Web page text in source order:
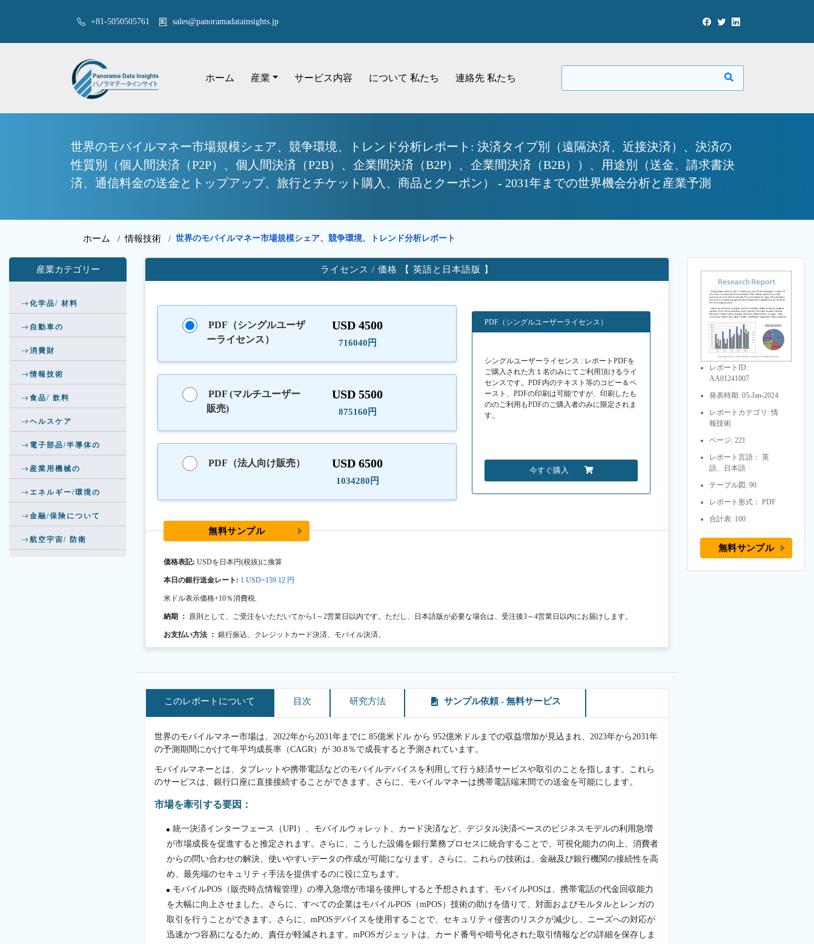
+81-5050505761 sales@panoramadatainsights.jp
ホーム 産業 サービス内容 について 私たち 連絡先 私たち
世界のモバイルマネー市場規模シェア、競争環境、トレンド分析レポート: 決済タイプ別（遠隔決済、近接決済）、決済の
性質別（個人間決済（P2P）、個人間決済（P2B）、企業間決済（B2P）、企業間決済（B2B））、用途別（送金、請求書決
済、通信料金の送金とトップアップ、旅行とチケット購入、商品とクーポン） - 2031年までの世界機会分析と産業予測
ホーム /情報技術 / 世界のモバイルマネー市場規模シェア、競争環境、トレンド分析レポート
産業カテゴリー
化学品/ 材料
自動車の
消費財
情報技術
食品/ 飲料
ヘルスケア
電子部品/半導体の
産業用機械の
エネルギー/環境の
金融/保険について
航空宇宙/ 防衛
ライセンス / 価格 【 英語と日本語版 】
PDF（シングルユーザ
ーライセンス）
USD 4500
716040円
PDF (マルチユーザー
販売)
USD 5500
875160円
PDF（法人向け販売） USD 6500
1034280円
PDF（シングルユーザーライセンス）
シングルユーザーライセンス : レポートPDFを
ご購入された方１名のみにてご利用頂けるライ
センスです。PDF内のテキスト等のコピー＆ペ
ースト、PDFの印刷は可能ですが、印刷したも
ののご利用もPDFのご購入者のみに限定されま
す。
今すぐ購入
無料サンプル
価格表記: USDを日本円(税抜)に換算
本日の銀行送金レート: 1 USD=159.12 円
米ドル表示価格+10％消費税.
納期 ： 原則として、ご受注をいただいてから1～2営業日以内です。ただし、日本語版が必要な場合は、受注後3～4営業日以内にお届けします。
お支払い方法 ： 銀行振込、クレジットカード決済、モバイル決済。
このレポートについて 目次 研究方法 サンプル依頼 - 無料サービス
世界のモバイルマネー市場は、2022年から2031年までに 85億米ドル から 952億米ドルまでの収益増加が見込まれ、2023年から2031年
の予測期間にかけて年平均成長率（CAGR）が 30.8％で成長すると予測されています。
モバイルマネーとは、タブレットや携帯電話などのモバイルデバイスを利用して行う経済サービスや取引のことを指します。これら
のサービスは、銀行口座に直接接続することができます。さらに、モバイルマネーは携帯電話端末間での送金を可能にします。
市場を牽引する要因：
統一決済インターフェース（UPI）、モバイルウォレット、カード決済など、デジタル決済ベースのビジネスモデルの利用急増
が市場成長を促進すると推定されます。さらに、こうした設備を銀行業務プロセスに統合することで、可視化能力の向上、消費者
からの問い合わせの解決、使いやすいデータの作成が可能になります。さらに、これらの技術は、金融及び銀行機関の接続性を高
め、最先端のセキュリティ手法を提供するのに役に立ちます。
モバイルPOS（販売時点情報管理）の導入急増が市場を後押しすると予想されます。モバイルPOSは、携帯電話の代金回収能力
を大幅に向上させました。さらに、すべての企業はモバイルPOS（mPOS）技術の助けを借りて、対面およびモルタルとレンガの
取引を行うことができます。さらに、mPOSデバイスを使用することで、セキュリティ侵害のリスクが減少し、ニーズへの対応が
迅速かつ容易になるため、責任が軽減されます。mPOSガジェットは、カード番号や暗号化された取引情報などの詳細を保存しま
レポートID:
AA01241007
発表時期: 05-Jan-2024
レポートカテゴリ: 情
報技術
ページ: 221
レポート言語： 英
語、日本語
テーブル図: 90
レポート形式： PDF
合計表: 100
無料サンプル